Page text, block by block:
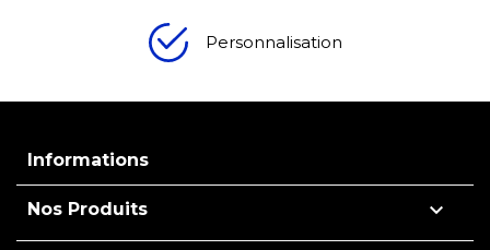
Personnalisation
Informations
Nos Produits 